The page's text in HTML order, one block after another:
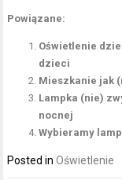
Powiązane:
Oświetlenie
dzieci
Mieszkanie jak
Lampka (nie)
nocnej
Wybieramy
Posted inOświetlenie